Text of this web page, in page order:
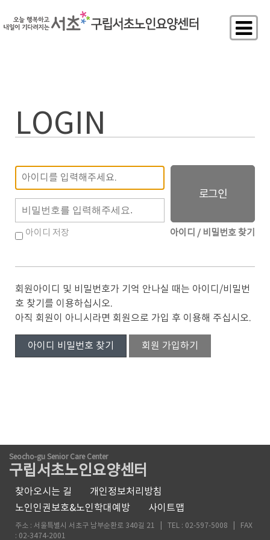
LOGIN
회
원
아
이
비
밀
번
아이디 저장 아이디 / 비밀번호 찾기
회원아이디 및 비밀번호가 기억 안나실 때는 아이디/비밀번
호 찾기를 이용하십시오.
아직 회원이 아니시라면 회원으로 가입 후 이용해 주십시오.
아이디 비밀번호 찾기 회원 가입하기
Seocho-gu Senior Care Center
구립서초노인요양센터
찾아오시는 길
개인정보처리방침
노인인권보호&노인학대예방
사이트맵
주소 : 서울특별시 서초구 남부순환로 340길 21 | TEL : 02-597-5008 | FAX
: 02-3474-2001